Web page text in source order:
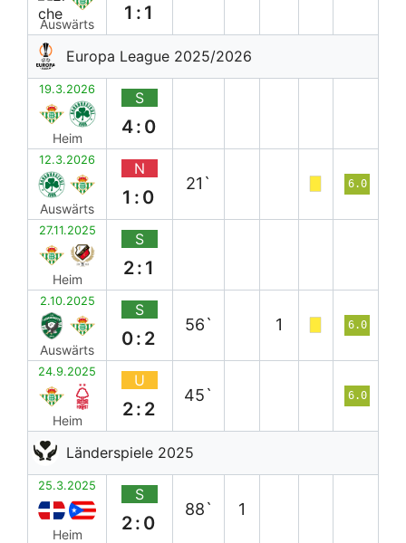
Auswärts
1:1
Europa League 2025/2026
19.3.2026
Heim
S
4:0
12.3.2026
Auswärts
N
1:0
21` 6.0
27.11.2025
Heim
S
2:1
2.10.2025
Auswärts
S
0:2
56` 1 6.0
24.9.2025
Heim
U
2:2
45` 6.0
Länderspiele 2025
25.3.2025
Heim
S
2:0
88` 1